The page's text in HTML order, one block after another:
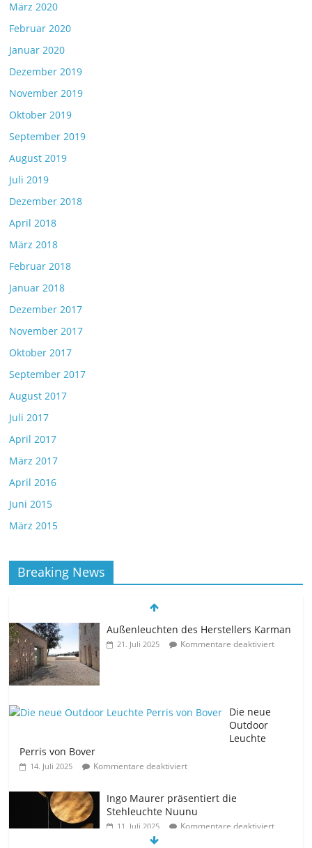
März 2020
Februar 2020
Januar 2020
Dezember 2019
November 2019
Oktober 2019
September 2019
August 2019
Juli 2019
Dezember 2018
April 2018
März 2018
Februar 2018
Januar 2018
Dezember 2017
November 2017
Oktober 2017
September 2017
August 2017
Juli 2017
April 2017
März 2017
April 2016
Juni 2015
März 2015
Breaking News
Außenleuchten des Herstellers Karman
21. Juli 2025 Kommentare deaktiviert
Die neue
Outdoor
Leuchte
Perris von Bover
14. Juli 2025 Kommentare deaktiviert
Ingo Maurer präsentiert die
Stehleuchte Nuunu
11. Juli 2025 Kommentare deaktiviert